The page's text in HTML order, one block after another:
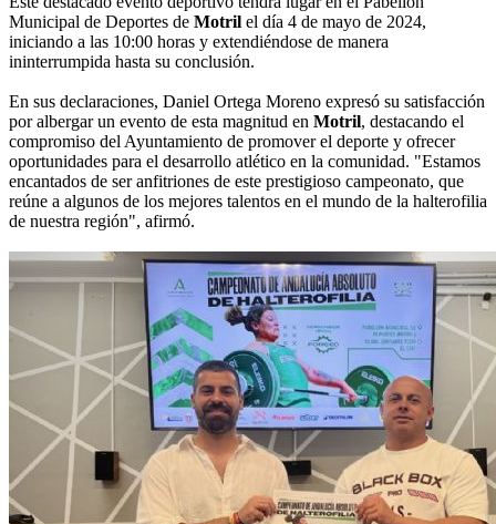
Municipal de Deportes de Motril el día 4 de mayo de 2024,
iniciando a las 10:00 horas y extendiéndose de manera
ininterrumpida hasta su conclusión.
En sus declaraciones, Daniel Ortega Moreno expresó su satisfacción
por albergar un evento de esta magnitud en Motril, destacando el
compromiso del Ayuntamiento de promover el deporte y ofrecer
oportunidades para el desarrollo atlético en la comunidad. "Estamos
encantados de ser anfitriones de este prestigioso campeonato, que
reúne a algunos de los mejores talentos en el mundo de la halterofilia
de nuestra región", afirmó.